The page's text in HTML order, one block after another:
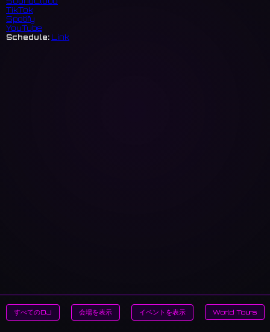
TikTok
Spotify
YouTube
Schedule: Link
すべてのDJ 会場を表示 イベントを表示 World Tours